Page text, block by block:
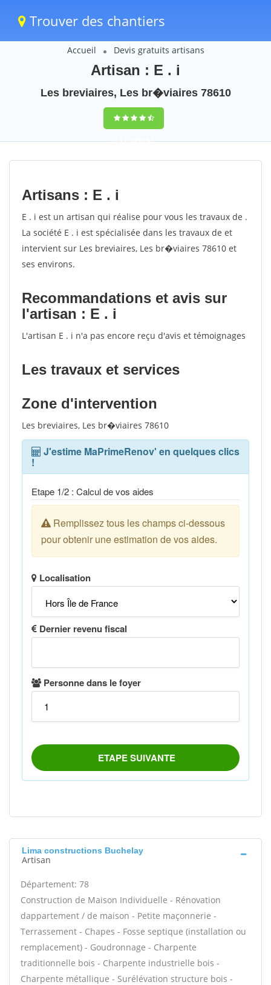
Trouver des chantiers
Accueil Devis gratuits artisans
Artisan : E . i
Les breviaires, Les br�viaires 78610
9,5(100%)57
votes
Artisans : E . i
E . i est un artisan qui réalise pour vous les travaux de .
La société E . i est spécialisée dans les travaux de et
intervient sur Les breviaires, Les br�viaires 78610 et
ses environs.
Recommandations et avis sur
l'artisan : E . i
L'artisan E . i n'a pas encore reçu d'avis et témoignages
Les travaux et services
Zone d'intervention
Les breviaires, Les br�viaires 78610
Lima constructions Buchelay
Artisan
Département: 78
Construction de Maison Individuelle - Rénovation
dappartement / de maison - Petite maçonnerie -
Terrassement - Chapes - Fosse septique (installation ou
remplacement) - Goudronnage - Charpente
traditionnelle bois - Charpente industrielle bois -
Charpente métallique - Surélévation structure bois -